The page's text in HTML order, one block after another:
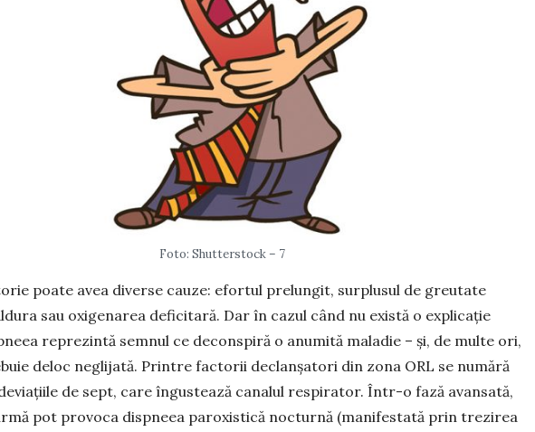
Foto: Shutterstock – 7
poate avea diverse cauze: efortul prelungit, surplusul de greutate
sau oxigenarea deficitară. Dar în cazul când nu există o explicație
reprezintă semnul ce de­conspiră o anumită mala­die – și, de multe ori,
deloc neglijată. Printre factorii declanșatori din zona ORL se numără
de sept, care îngustează canalul respirator. Într-o fază avan­sată,
pot provoca dispneea paroxistică nocturnă (manifestată prin trezirea